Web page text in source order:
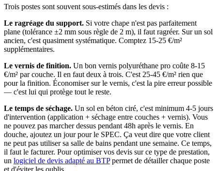
Trois postes sont souvent sous-estimés dans les devis :
Le ragréage du support. Si votre chape n'est pas parfaitement
plane (tolérance ±2 mm sous règle de 2 m), il faut ragréer. Sur un sol
ancien, c'est quasiment systématique. Comptez 15-25 €/m²
supplémentaires.
Le vernis de finition. Un bon vernis polyuréthane pro coûte 8-15
€/m² par couche. Il en faut deux à trois. C'est 25-45 €/m² rien que
pour la finition. Économiser sur le vernis, c'est la pire erreur possible
— c'est lui qui protège tout le reste.
Le temps de séchage. Un sol en béton ciré, c'est minimum 4-5 jours
d'intervention (application + séchage entre couches + vernis). Vous
ne pouvez pas marcher dessus pendant 48h après le vernis. En
douche, ajoutez un jour pour le SPEC. Ça veut dire que votre client
ne peut pas utiliser sa salle de bains pendant une semaine. Ce temps,
il faut le facturer. Pour optimiser vos devis sur ce type de prestation,
un logiciel de devis adapté au BTPpermet de détailler chaque poste
et d'éviter les oublis.